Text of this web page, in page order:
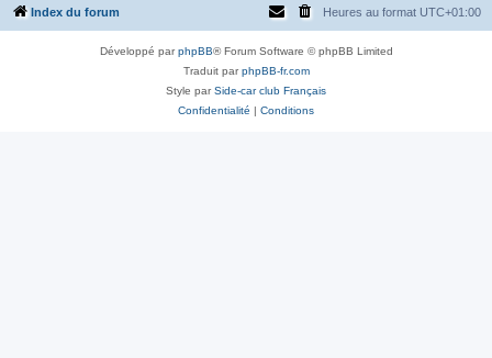
r
Index du forum Heures au format UTC+01:00
Développé parphpBB® Forum Software © phpBB Limited
Traduit parphpBB-fr.com
Style parSide-car club Français
Confidentialité | Conditions